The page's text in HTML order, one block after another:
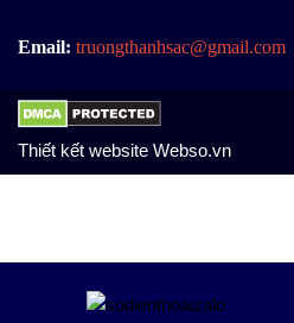
Email: truongthanhsac@gmail.com
Thiết kết website Webso.vn